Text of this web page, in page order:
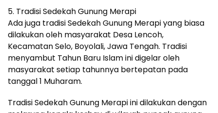
5. Tradisi Sedekah Gunung Merapi
Ada juga tradisi Sedekah Gunung Merapi yang biasa
dilakukan oleh masyarakat Desa Lencoh,
Kecamatan Selo, Boyolali, Jawa Tengah. Tradisi
menyambut Tahun Baru Islam ini digelar oleh
masyarakat setiap tahunnya bertepatan pada
tanggal 1 Muharam.
Tradisi Sedekah Gunung Merapi ini dilakukan dengan